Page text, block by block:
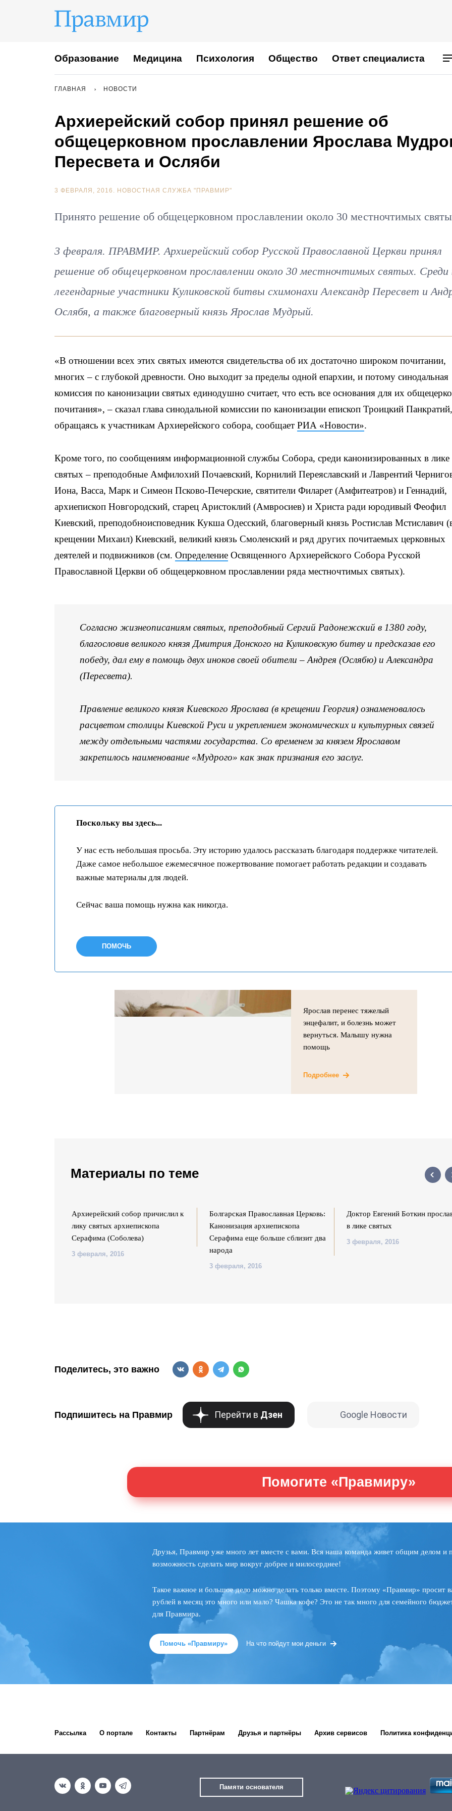
Образование Медицина Психология Общество Ответ специалиста
ГЛАВНАЯ НОВОСТИ
Архиерейский собор принял решение об
общецерковном прославлении Ярослава
Пересвета и Осляби
3 ФЕВРАЛЯ, 2016. НОВОСТНАЯ СЛУЖБА "ПРАВМИР"
Принято решение об общецерковном прославлении около 30 местночтимых
3 февраля. ПРАВМИР. Архиерейский собор Русской Православной Церкви принял
решение об общецерковном прославлении около 30 местночтимых святых. Среди
легендарные участники Куликовской битвы схимонахи Александр Пересвет и
Ослябя, а также благоверный князь Ярослав Мудрый.
«В отношении всех этих святых имеются свидетельства об их достаточно широком почитании,
многих – с глубокой древности. Оно выходит за пределы одной епархии, и потому синодальная
комиссия по канонизации святых единодушно считает, что есть все основания для их
почитания», – сказал глава синодальной комиссии по канонизации епископ Троицкий Панкратий,
обращаясь к участникам Архиерейского собора, сообщает РИА «Новости».
Кроме того, по сообщениям информационной службы Собора, среди канонизированных в лике
святых – преподобные Амфилохий Почаевский, Корнилий Переяславский и Лаврентий
Иона, Васса, Марк и Симеон Псково-Печерские, святители Филарет (Амфитеатров) и Геннадий,
архиепископ Новгородский, старец Аристоклий (Амвросиев) и Христа ради юродивый Феофил
Киевский, преподобноисповедник Кукша Одесский, благоверный князь Ростислав Мстиславич
крещении Михаил) Киевский, великий князь Смоленский и ряд других почитаемых церковных
деятелей и подвижников (см. Определение Освященного Архиерейского Собора Русской
Православной Церкви об общецерковном прославлении ряда местночтимых святых).
Согласно жизнеописаниям святых, преподобный Сергий Радонежский в 1380 году,
благословив великого князя Дмитрия Донского на Куликовскую битву и предсказав его
победу, дал ему в помощь двух иноков своей обители – Андрея (Ослябю) и Александра
(Пересвета).
Правление великого князя Киевского Ярослава (в крещении Георгия) ознаменовалось
расцветом столицы Киевской Руси и укреплением экономических и культурных связей
между отдельными частями государства. Со временем за князем Ярославом
закрепилось наименование «Мудрого» как знак признания его заслуг.
Поскольку вы здесь...
У нас есть небольшая просьба. Эту историю удалось рассказать благодаря поддержке читателей.
Даже самое небольшое ежемесячное пожертвование помогает работать редакции и создавать
важные материалы для людей.
Сейчас ваша помощь нужна как никогда.
ПОМОЧЬ
Ярослав перенес тяжелый
энцефалит, и болезнь может
вернуться. Малышу нужна
помощь
Подробнее
Материалы по теме
Архиерейский собор причислил к
лику святых архиепископа
Серафима (Соболева)
3 февраля, 2016
Болгарская Православная Церковь:
Канонизация архиепископа
Серафима еще больше сблизит два
народа
3 февраля, 2016
Доктор Евгений Боткин
в лике святых
3 февраля, 2016
Поделитесь, это важно
Подпишитесь на Правмир Перейти в Дзен Google Новости
Помогите «Правмиру»
Друзья, Правмир уже много лет вместе с вами. Вся наша команда живет общим делом и
возможность сделать мир вокруг добрее и милосерднее!
Такое важное и большое дело можно делать только вместе. Поэтому «Правмир» просит
рублей в месяц это много или мало? Чашка кофе? Это не так много для семейного
для Правмира.
Помочь «Правмиру» На что пойдут мои деньги
Рассылка О портале Контакты Партнёрам Друзья и партнёры Архив сервисов Политика
Памяти основателя